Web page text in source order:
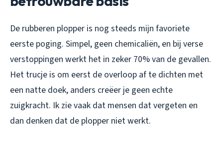
De rubberen plopper is nog steeds mijn favoriete
eerste poging. Simpel, geen chemicaliën, en bij verse
verstoppingen werkt het in zeker 70% van de gevallen.
Het trucje is om eerst de overloop af te dichten met
een natte doek, anders creëer je geen echte
zuigkracht. Ik zie vaak dat mensen dat vergeten en
dan denken dat de plopper niet werkt.